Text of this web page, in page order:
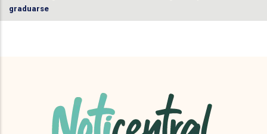
graduarse